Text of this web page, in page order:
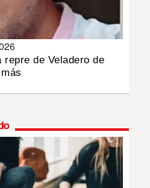
de Veladero de